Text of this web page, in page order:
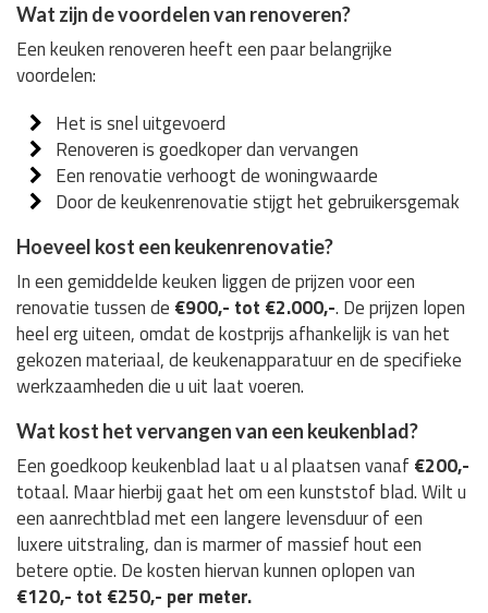
Wat zijn de voordelen van renoveren?
Een keuken renoveren heeft een paar belangrijke
voordelen:
Het is snel uitgevoerd
Renoveren is goedkoper dan vervangen
Een renovatie verhoogt de woningwaarde
Door de keukenrenovatie stijgt het gebruikersgemak
Hoeveel kost een keukenrenovatie?
In een gemiddelde keuken liggen de prijzen voor een
renovatie tussen de €900,- tot €2.000,-. De prijzen lopen
heel erg uiteen, omdat de kostprijs afhankelijk is van het
gekozen materiaal, de keukenapparatuur en de specifieke
werkzaamheden die u uit laat voeren.
Wat kost het vervangen van een keukenblad?
Een goedkoop keukenblad laat u al plaatsen vanaf €200,-
totaal. Maar hierbij gaat het om een kunststof blad. Wilt u
een aanrechtblad met een langere levensduur of een
luxere uitstraling, dan is marmer of massief hout een
betere optie. De kosten hiervan kunnen oplopen van
€120,- tot €250,- per meter.